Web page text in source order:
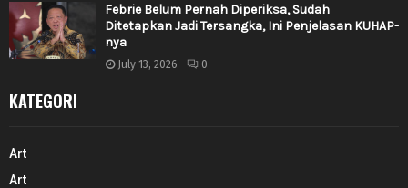
Febrie Belum Pernah Diperiksa, Sudah
Ditetapkan Jadi Tersangka, Ini Penjelasan KUHAP-
nya
July 13, 2026 0
KATEGORI
Art
Art